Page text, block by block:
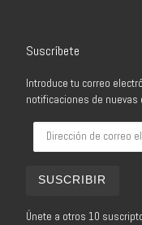
Suscríbete
Introduce tu correo
notificaciones de nuevas
SUSCRIBIR
Únete a otros 10